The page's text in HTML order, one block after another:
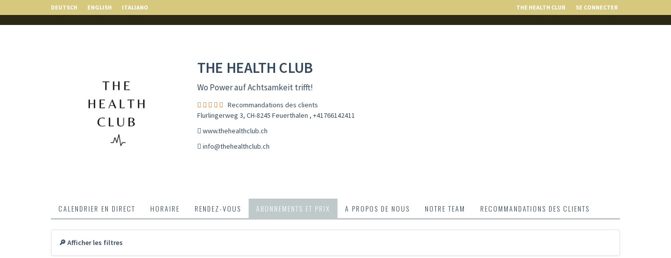
DEUTSCH ENGLISH ITALIANO THE HEALTH CLUB SE CONNECTER
THE HEALTH CLUB
Wo Power auf Achtsamkeit trifft!
Recommandations des clients
Flurlingerweg 3, CH-8245 Feuerthalen , +41766142411
www.thehealthclub.ch
info@thehealthclub.ch
CALENDRIER EN DIRECT HORAIRE RENDEZ-VOUS ABONNEMENTS ET PRIX A PROPOS DE NOUS NOTRE TEAM RECOMMANDATIONS DES CLIENTS
🔎 Afficher les filtres